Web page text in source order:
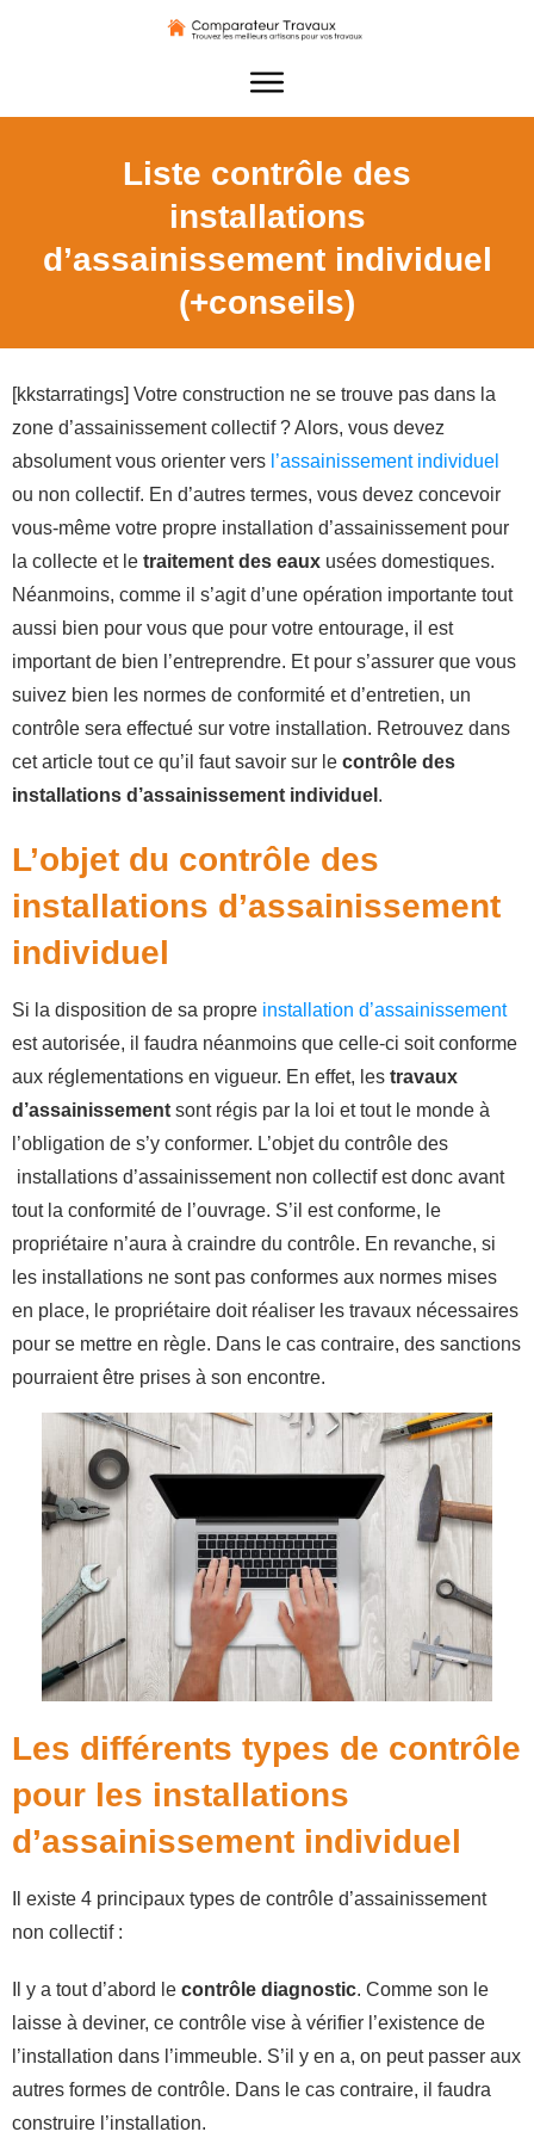
Liste contrôle des
installations
d’assainissement individuel
(+conseils)
[kkstarratings] Votre construction ne se trouve pas dans la
zone d’assainissement collectif ? Alors, vous devez
absolument vous orienter vers l’assainissement individuel
ou non collectif. En d’autres termes, vous devez concevoir
vous-même votre propre installation d’assainissement pour
la collecte et le traitement des eaux usées domestiques.
Néanmoins, comme il s’agit d’une opération importante tout
aussi bien pour vous que pour votre entourage, il est
important de bien l’entreprendre. Et pour s’assurer que vous
suivez bien les normes de conformité et d’entretien, un
contrôle sera effectué sur votre installation. Retrouvez dans
cet article tout ce qu’il faut savoir sur le contrôle des
installations d’assainissement individuel .
L’objet du contrôle des
installations d’assainissement
individuel
Si la disposition de sa propre installation d’assainissement
est autorisée, il faudra néanmoins que celle-ci soit conforme
aux réglementations en vigueur. En effet, les travaux
d’assainissement sont régis par la loi et tout le monde à
l’obligation de s’y conformer. L’objet du contrôle des
installations d’assainissement non collectif est donc avant
tout la conformité de l’ouvrage. S’il est conforme, le
propriétaire n’aura à craindre du contrôle. En revanche, si
les installations ne sont pas conformes aux normes mises
en place, le propriétaire doit réaliser les travaux nécessaires
pour se mettre en règle. Dans le cas contraire, des sanctions
pourraient être prises à son encontre.
Les différents types de contrôle
pour les installations
d’assainissement individuel
Il existe 4 principaux types de contrôle d’assainissement
non collectif :
Il y a tout d’abord le contrôle diagnostic. Comme son le
laisse à deviner, ce contrôle vise à vérifier l’existence de
l’installation dans l’immeuble. S’il y en a, on peut passer aux
autres formes de contrôle. Dans le cas contraire, il faudra
construire l’installation.